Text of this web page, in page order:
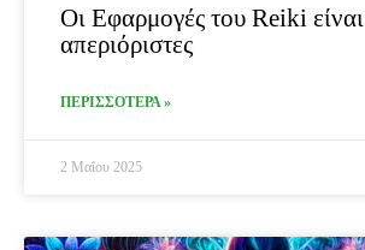
Οι Εφαρμογές του Reiki είναι
απεριόριστες
ΠΕΡΙΣΣΟΤΕΡΑ »
2 Μαΐου 2025